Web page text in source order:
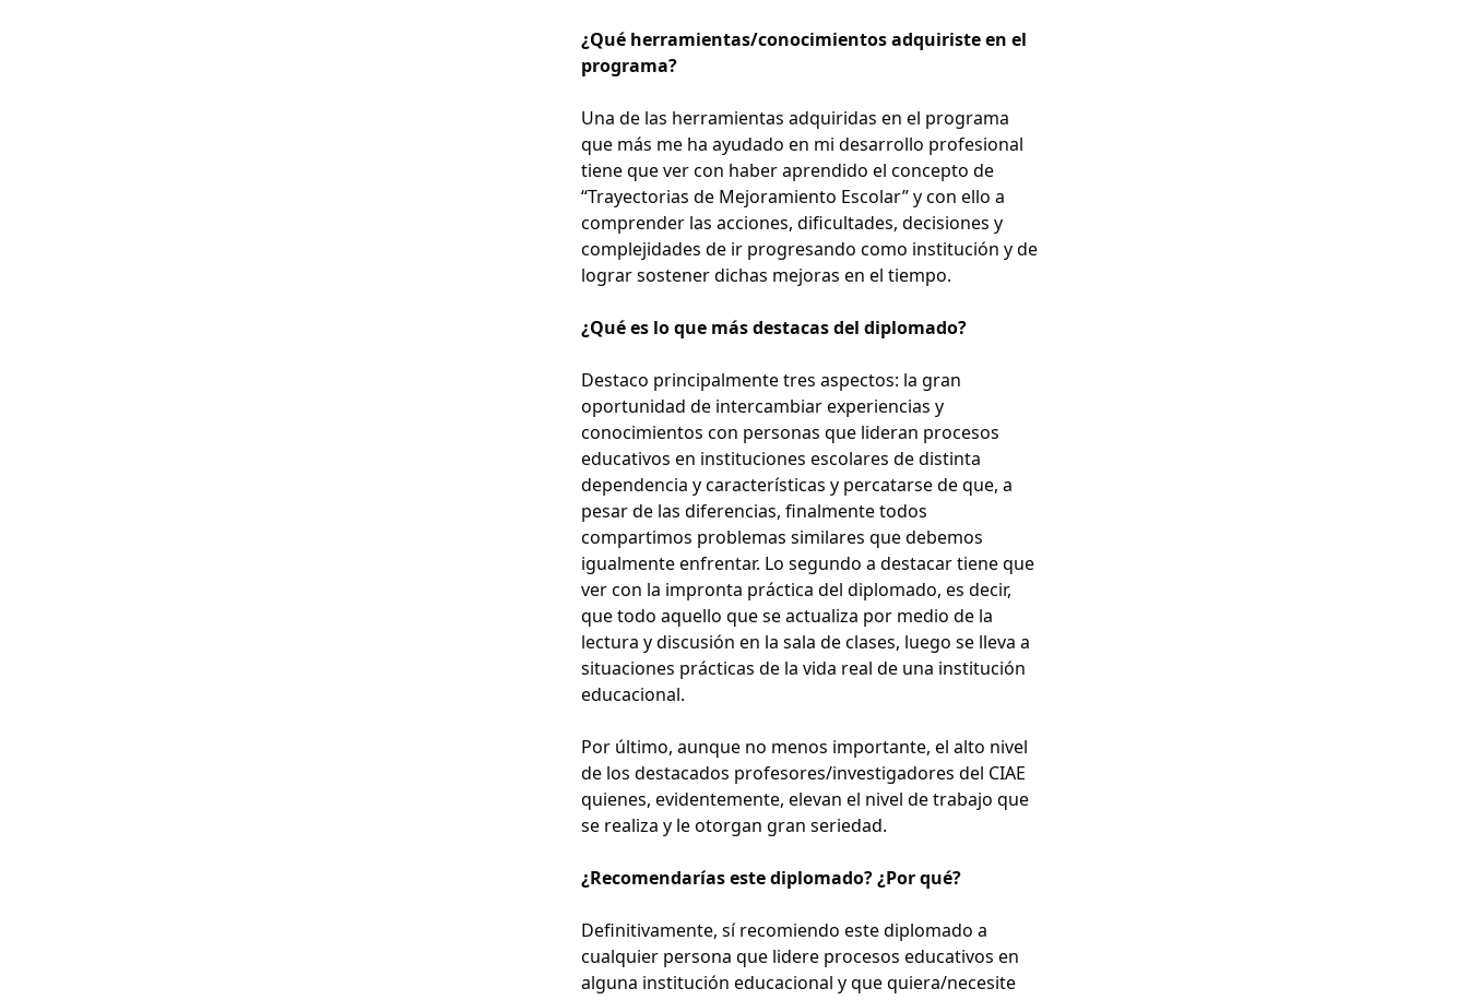
¿Qué herramientas/conocimientos adquiriste en el
programa?
Una de las herramientas adquiridas en el programa
que más me ha ayudado en mi desarrollo profesional
tiene que ver con haber aprendido el concepto de
“Trayectorias de Mejoramiento Escolar” y con ello a
comprender las acciones, dificultades, decisiones y
complejidades de ir progresando como institución y de
lograr sostener dichas mejoras en el tiempo.
¿Qué es lo que más destacas del diplomado?
Destaco principalmente tres aspectos: la gran
oportunidad de intercambiar experiencias y
conocimientos con personas que lideran procesos
educativos en instituciones escolares de distinta
dependencia y características y percatarse de que, a
pesar de las diferencias, finalmente todos
compartimos problemas similares que debemos
igualmente enfrentar. Lo segundo a destacar tiene que
ver con la impronta práctica del diplomado, es decir,
que todo aquello que se actualiza por medio de la
lectura y discusión en la sala de clases, luego se lleva a
situaciones prácticas de la vida real de una institución
educacional.
Por último, aunque no menos importante, el alto nivel
de los destacados profesores/investigadores del CIAE
quienes, evidentemente, elevan el nivel de trabajo que
se realiza y le otorgan gran seriedad.
¿Recomendarías este diplomado? ¿Por qué?
Definitivamente, sí recomiendo este diplomado a
cualquier persona que lidere procesos educativos en
alguna institución educacional y que quiera/necesite